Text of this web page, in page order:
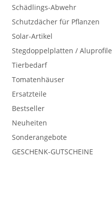
Schädlings-Abwehr
Schutzdächer für Pflanzen
Solar-Artikel
Stegdoppelplatten / Aluprofile
Tierbedarf
Tomatenhäuser
Ersatzteile
Bestseller
Neuheiten
Sonderangebote
GESCHENK-GUTSCHEINE